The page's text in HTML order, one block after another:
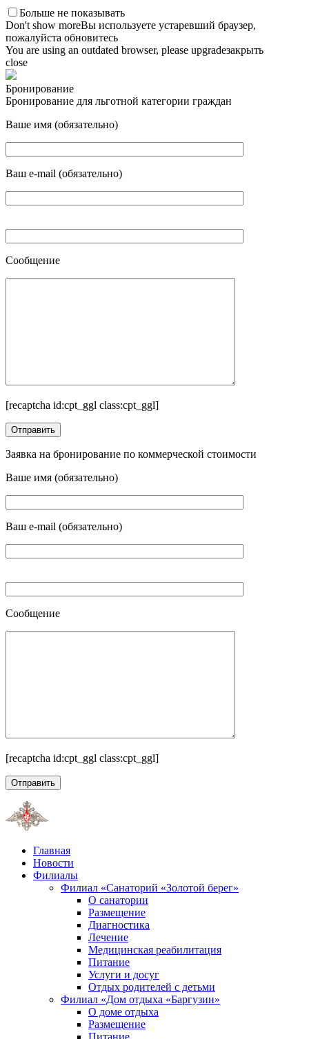
Больше не показывать
Don't show moreВы используете устаревший браузер,
пожалуйста обновитесь
You are using an outdated browser, please upgradeзакрыть
close
Бронирование
Бронирование для льготной категории граждан
Ваше имя (обязательно)
Ваш e-mail (обязательно)
Сообщение
[recaptcha id:cpt_ggl class:cpt_ggl]
Заявка на бронирование по коммерческой стоимости
Ваше имя (обязательно)
Ваш e-mail (обязательно)
Сообщение
[recaptcha id:cpt_ggl class:cpt_ggl]
Главная
Новости
Филиалы
Филиал «Санаторий «Золотой берег»
О санатории
Размещение
Диагностика
Лечение
Медицинская реабилитация
Питание
Услуги и досуг
Отдых родителей с детьми
Филиал «Дом отдыха «Баргузин»
О доме отдыха
Размещение
Питание